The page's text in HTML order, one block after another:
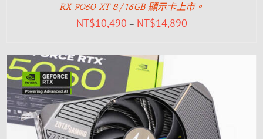
RX 9060 XT 8/16GB 顯示卡上市。
NT$10,490 – NT$14,890